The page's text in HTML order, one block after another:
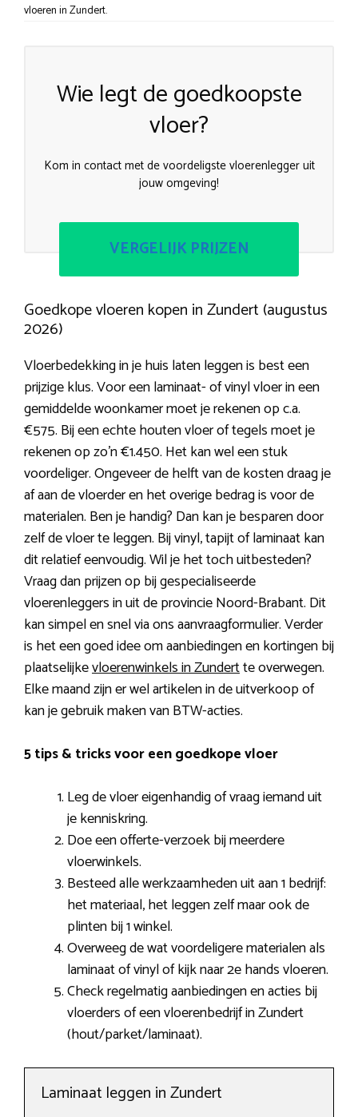
vloeren in Zundert.
Wie legt de goedkoopste
vloer?
Kom in contact met de voordeligste vloerenlegger uit
jouw omgeving!
VERGELIJK PRIJZEN
Goedkope vloeren kopen in Zundert (augustus
2026)
Vloerbedekking in je huis laten leggen is best een
prijzige klus. Voor een laminaat- of vinyl vloer in een
gemiddelde woonkamer moet je rekenen op c.a.
€575. Bij een echte houten vloer of tegels moet je
rekenen op zo’n €1.450. Het kan wel een stuk
voordeliger. Ongeveer de helft van de kosten draag je
af aan de vloerder en het overige bedrag is voor de
materialen. Ben je handig? Dan kan je besparen door
zelf de vloer te leggen. Bij vinyl, tapijt of laminaat kan
dit relatief eenvoudig. Wil je het toch uitbesteden?
Vraag dan prijzen op bij gespecialiseerde
vloerenleggers in uit de provincie Noord-Brabant. Dit
kan simpel en snel via ons aanvraagformulier. Verder
is het een goed idee om aanbiedingen en kortingen bij
plaatselijkevloerenwinkels in Zundertte overwegen.
Elke maand zijn er wel artikelen in de uitverkoop of
kan je gebruik maken van BTW-acties.
5 tips & tricks voor een goedkope vloer
Leg de vloer eigenhandig of vraag iemand uit
je kenniskring.
Doe een offerte-verzoek bij meerdere
vloerwinkels.
Besteed alle werkzaamheden uit aan 1 bedrijf:
het materiaal, het leggen zelf maar ook de
plinten bij 1 winkel.
Overweeg de wat voordeligere materialen als
laminaat of vinyl of kijk naar 2e hands vloeren.
Check regelmatig aanbiedingen en acties bij
vloerders of een vloerenbedrijf in Zundert
(hout/parket/laminaat).
Laminaat leggen in Zundert